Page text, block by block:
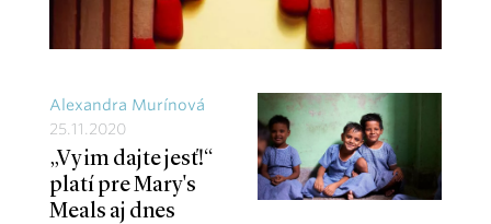
Alexandra Murínová
25.11.2020
„Vy im dajte jesť!“
platí pre Mary's
Meals aj dnes